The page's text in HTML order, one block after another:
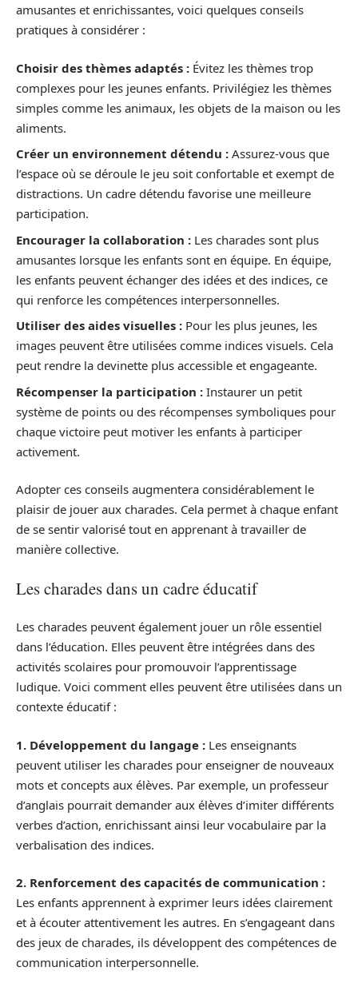
amusantes et enrichissantes, voici quelques conseils
pratiques à considérer :
Choisir des thèmes adaptés : Évitez les thèmes trop
complexes pour les jeunes enfants. Privilégiez les thèmes
simples comme les animaux, les objets de la maison ou les
aliments.
Créer un environnement détendu : Assurez-vous que
l’espace où se déroule le jeu soit confortable et exempt de
distractions. Un cadre détendu favorise une meilleure
participation.
Encourager la collaboration : Les charades sont plus
amusantes lorsque les enfants sont en équipe. En équipe,
les enfants peuvent échanger des idées et des indices, ce
qui renforce les compétences interpersonnelles.
Utiliser des aides visuelles : Pour les plus jeunes, les
images peuvent être utilisées comme indices visuels. Cela
peut rendre la devinette plus accessible et engageante.
Récompenser la participation : Instaurer un petit
système de points ou des récompenses symboliques pour
chaque victoire peut motiver les enfants à participer
activement.
Adopter ces conseils augmentera considérablement le
plaisir de jouer aux charades. Cela permet à chaque enfant
de se sentir valorisé tout en apprenant à travailler de
manière collective.
Les charades dans un cadre éducatif
Les charades peuvent également jouer un rôle essentiel
dans l’éducation. Elles peuvent être intégrées dans des
activités scolaires pour promouvoir l’apprentissage
ludique. Voici comment elles peuvent être utilisées dans un
contexte éducatif :
1. Développement du langage : Les enseignants
peuvent utiliser les charades pour enseigner de nouveaux
mots et concepts aux élèves. Par exemple, un professeur
d’anglais pourrait demander aux élèves d’imiter différents
verbes d’action, enrichissant ainsi leur vocabulaire par la
verbalisation des indices.
2. Renforcement des capacités de communication :
Les enfants apprennent à exprimer leurs idées clairement
et à écouter attentivement les autres. En s’engageant dans
des jeux de charades, ils développent des compétences de
communication interpersonnelle.